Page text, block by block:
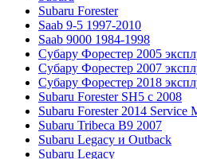
Subaru Forester
Saab 9-5 1997-2010
Saab 9000 1984-1998
Субару Форестер 2005
Субару Форестер 2007
Субару Форестер 2018
Subaru Forester SH5 с 2008
Subaru Forester 2014 Service
Subaru Tribeca В9 2007
Subaru Legacy и Outback
Subaru Legacy